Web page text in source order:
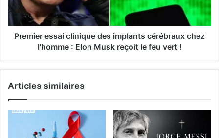
Premier essai clinique des implants cérébraux chez
l'homme : Elon Musk reçoit le feu vert !
Articles similaires